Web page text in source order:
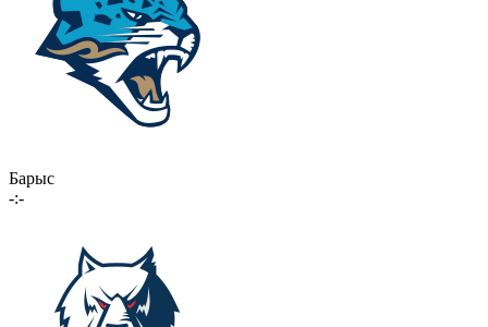
Барыс
-:-